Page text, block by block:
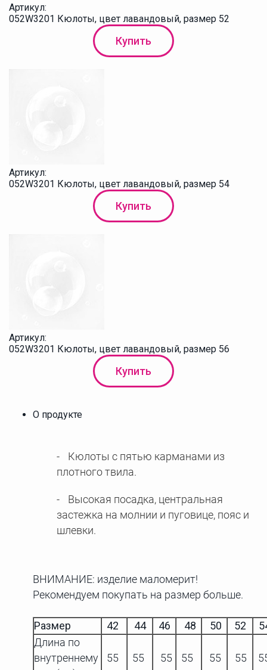
Артикул:
052W3201 Кюлоты, цвет лавандовый, размер 52
Купить
Артикул:
052W3201 Кюлоты, цвет лавандовый, размер 54
Купить
Артикул:
052W3201 Кюлоты, цвет лавандовый, размер 56
Купить
О продукте
Кюлоты с пятью карманами из
плотного твила.
Высокая посадка, центральная
застежка на молнии и пуговице, пояс и
шлевки.
ВНИМАНИЕ: изделие маломерит!
Рекомендуем покупать на размер больше.
Размер 42 44 46 48 50 52
Длина по
внутреннему
55 55 55 55 55 55